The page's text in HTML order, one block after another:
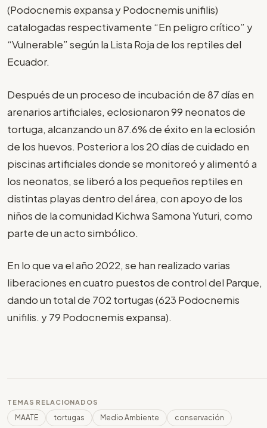
(Podocnemis expansa y Podocnemis unifilis)
catalogadas respectivamente “En peligro crítico” y
“Vulnerable” según la Lista Roja de los reptiles del
Ecuador.
Después de un proceso de incubación de 87 días en
arenarios artificiales, eclosionaron 99 neonatos de
tortuga, alcanzando un 87.6% de éxito en la eclosión
de los huevos. Posterior a los 20 días de cuidado en
piscinas artificiales donde se monitoreó y alimentó a
los neonatos, se liberó a los pequeños reptiles en
distintas playas dentro del área, con apoyo de los
niños de la comunidad Kichwa Samona Yuturi, como
parte de un acto simbólico.
En lo que va el año 2022, se han realizado varias
liberaciones en cuatro puestos de control del Parque,
dando un total de 702 tortugas (623 Podocnemis
unifilis. y 79 Podocnemis expansa).
TEMAS RELACIONADOS
MAATE tortugas Medio Ambiente conservación